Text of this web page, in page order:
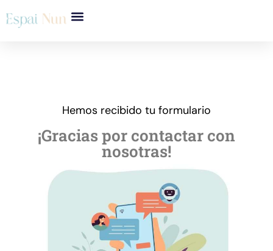
Hemos recibido tu formulario
¡Gracias por contactar con
nosotras!